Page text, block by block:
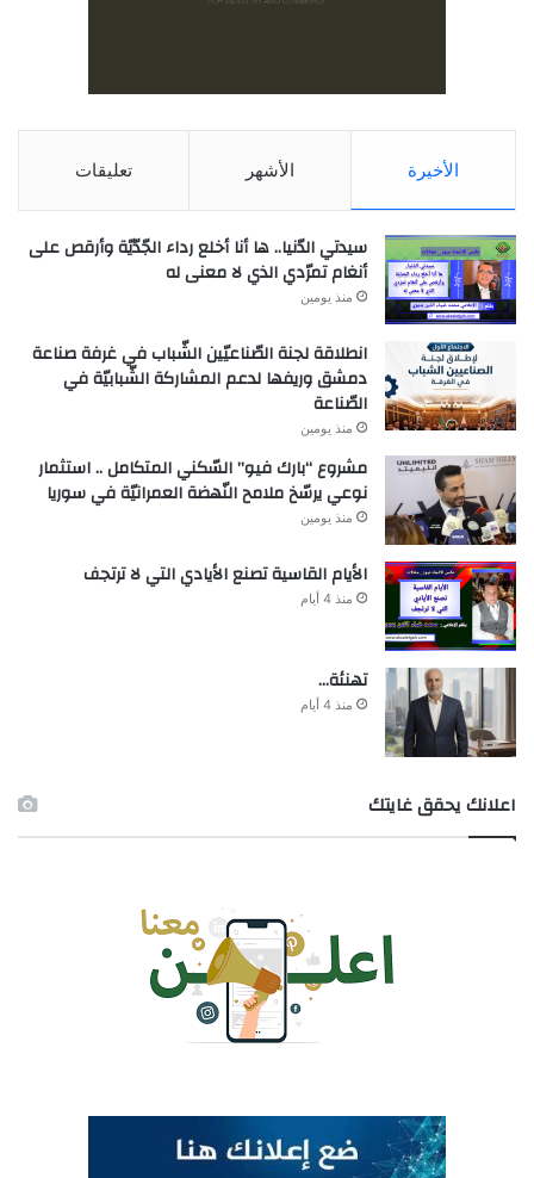
الأخيرة الأشهر تعليقات
سيدتي الدّنيا.. ها أنا أخلع رداء الجّدّيّة وأرقص على
أنغام تمرّدي الذي لا معنى له
منذ يومين
انطلاقة لجنة الصّناعيّين الشّباب في غرفة صناعة
دمشق وريفها لدعم المشاركة الشّبابيّة في
الصّناعة
منذ يومين
مشروع “بارك فيو” السّكني المتكامل .. استثمار
نوعي يرسّخ ملامح النّهضة العمرانيّة في سوريا
منذ يومين
الأيام القاسية تصنع الأيادي التي لا ترتجف
منذ 4 أيام
تهنئة…
منذ 4 أيام
اعلانك يحقق غايتك